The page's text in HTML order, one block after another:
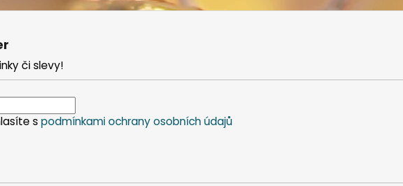
či slevy!
s podmínkami ochrany osobních údajů